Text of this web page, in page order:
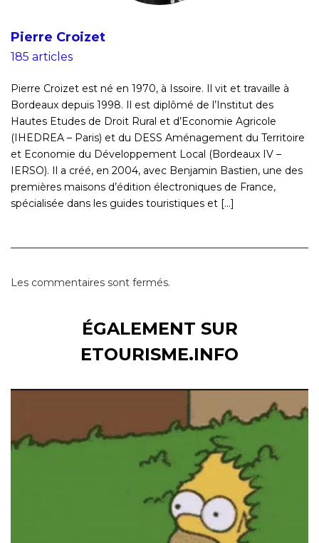
Pierre Croizet
185 articles
Pierre Croizet est né en 1970, à Issoire. Il vit et travaille à
Bordeaux depuis 1998. Il est diplômé de l’Institut des
Hautes Etudes de Droit Rural et d’Economie Agricole
(IHEDREA – Paris) et du DESS Aménagement du Territoire
et Economie du Développement Local (Bordeaux IV –
IERSO). Il a créé, en 2004, avec Benjamin Bastien, une des
premières maisons d’édition électroniques de France,
spécialisée dans les guides touristiques et [...]
Les commentaires sont fermés.
ÉGALEMENT SUR
ETOURISME.INFO